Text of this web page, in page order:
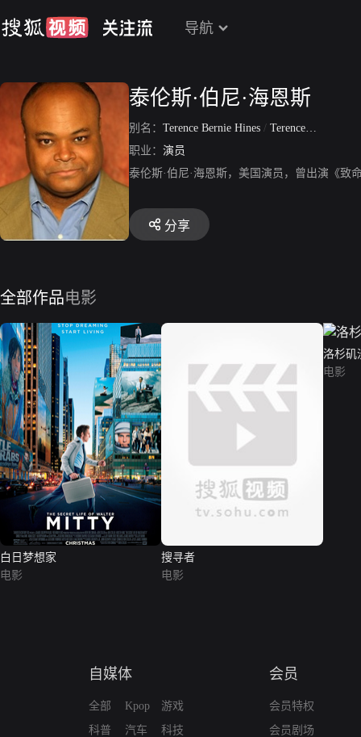
导航
泰伦斯·伯尼·海恩斯
别名： Terence Bernie Hines / Terence Hines
职业： 演员
泰伦斯·伯尼·海恩斯，美国演员，曾出演《
分享
全部作品电影
白日梦想家
电影
搜寻者
电影
洛杉矶
电影
自媒体
全部
科普
Kpop
汽车
游戏
科技
会员
会员特权
会员剧场